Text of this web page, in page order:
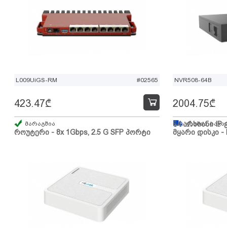
L009UiGS-RM #02565
როუტერი - 8x 1Gbps, 2.5 G SFP პორტი
423.47₾
მარაგშია
NVR508-64B
64 არხიანი IP
მყარი დისკი -
2004.75₾
გზაშია,